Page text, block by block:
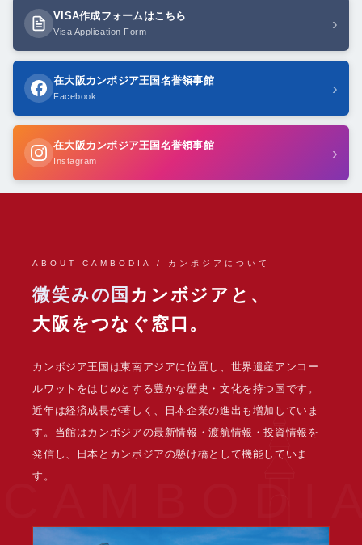
VISA作成フォームはこちら
Visa Application Form ›
在大阪カンボジア王国名誉領事館
Facebook ›
在大阪カンボジア王国名誉領事館
Instagram ›
ABOUT CAMBODIA / カンボジアについて
微笑みの国 カンボジアと、
大阪をつなぐ窓口。
カンボジア王国は東南アジアに位置し、世界遺産アンコー
ルワットをはじめとする豊かな歴史・文化を持つ国です。
近年は経済成長が著しく、日本企業の進出も増加していま
す。当館はカンボジアの最新情報・渡航情報・投資情報を
発信し、日本とカンボジアの懸け橋として機能していま
す。